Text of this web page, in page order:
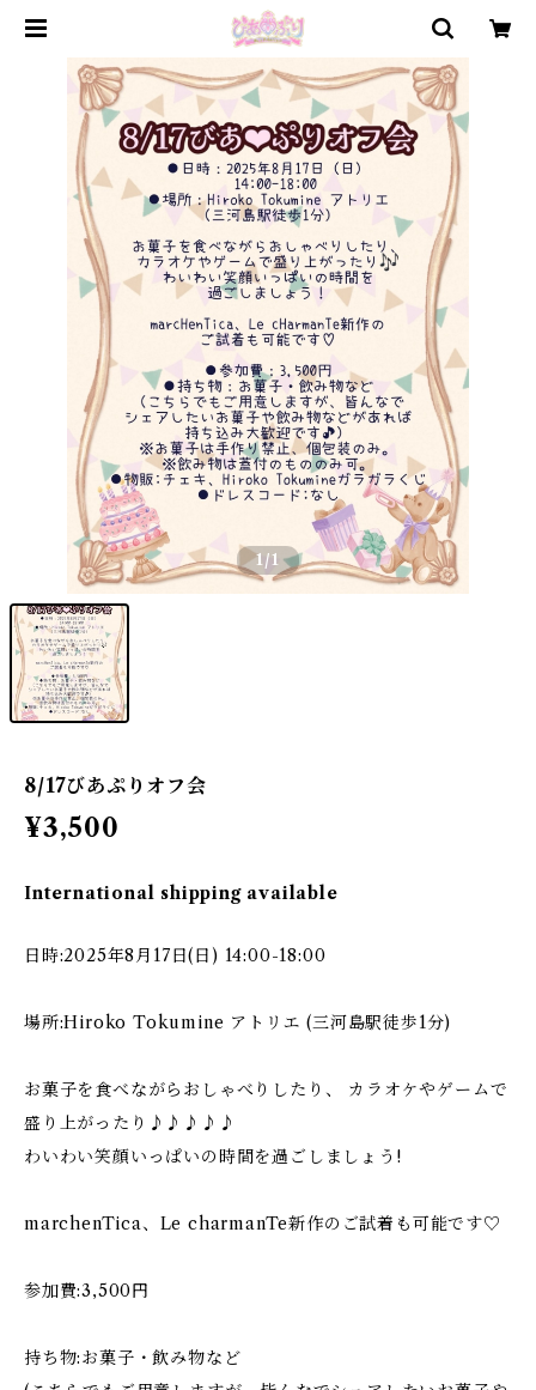
1/1
8/17びあぷりオフ会
¥3,500
International shipping available
日時:2025年8月17日(日) 14:00-18:00
場所:Hiroko Tokumine アトリエ (三河島駅徒歩1分)
お菓子を食べながらおしゃべりしたり、 カラオケやゲームで
盛り上がったり♪♪♪♪♪
わいわい笑顔いっぱいの時間を過ごしましょう!
marchenTica、Le charmanTe新作のご試着も可能です♡
参加費:3,500円
持ち物:お菓子・飲み物など